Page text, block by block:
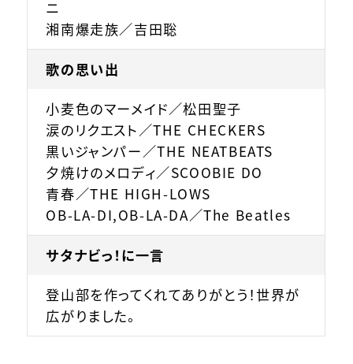
ニ
湘南爆走族／吉田聡
歌の思い出
小麦色のマーメイド／松田聖子
涙のリクエスト／THE CHECKERS
黒いジャンパー／THE NEATBEATS
夕焼けのメロディ／SCOOBIE DO
青春／THE HIGH-LOWS
OB-LA-DI,OB-LA-DA／The Beatles
サタナビっ！に一言
登山部を作ってくれてありがとう！世界が
広がりました。